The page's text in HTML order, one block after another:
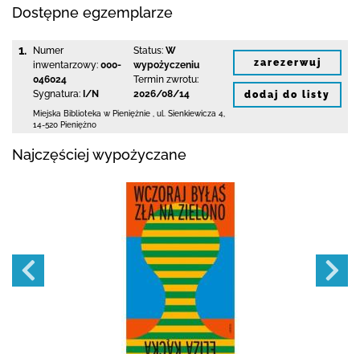
Dostępne egzemplarze
1.
Numer
inwentarzowy: 000-
046024
Sygnatura: I/N
Status: W
wypożyczeniu
Termin zwrotu:
2026/08/14
Miejska Biblioteka w Pieniężnie ul. Sienkiewicza 4
14-520 Pieniężno
zarezerwuj
dodaj do listy
Najczęściej wypożyczane